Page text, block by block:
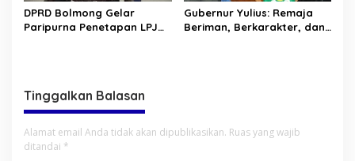
DPRD Bolmong Gelar
Paripurna Penetapan LPJ
Gubernur Yulius: Remaja
Beriman, Berkarakter, dan
Tinggalkan Balasan
Alamat email Anda tidak akan dipublikasikan. Ruas yang wajib
ditandai *